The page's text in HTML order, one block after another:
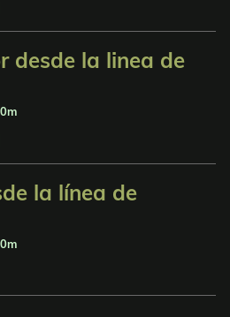
desde la linea de
la línea de